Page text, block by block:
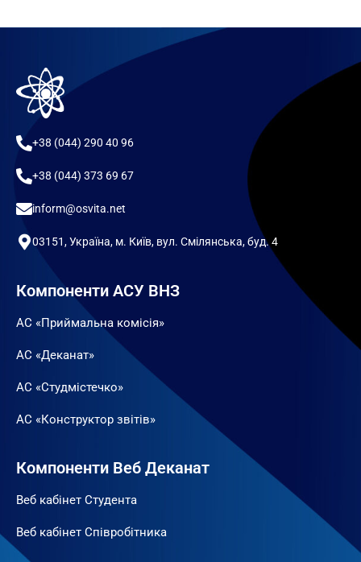
+38 (044) 290 40 96
+38 (044) 373 69 67
inform@osvita.net
03151, Україна, м. Київ, вул. Смілянська, буд. 4
Компоненти АСУ ВНЗ
АС «Приймальна комісія»
АС «Деканат»
АС «Студмістечко»
АС «Конструктор звітів»
Компоненти Веб Деканат
Веб кабінет Студента
Веб кабінет Співробітника